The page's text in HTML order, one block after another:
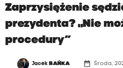
Zaprzysiężenie
prezydenta? „Nie
procedury”
Jacek BAŃKA date_range Środa,